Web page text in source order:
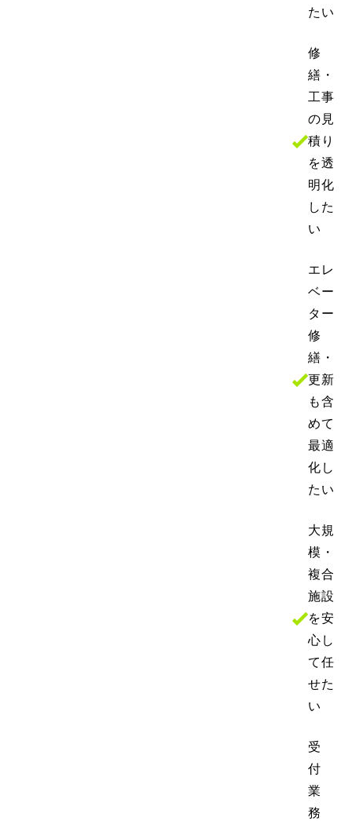
たい
修
繕・
工事
の見
積り
を透
明化
した
い
エレ
ベー
ター
修
繕・
更新
も含
めて
最適
化し
たい
大規
模・
複合
施設
を安
心し
て任
せた
い
受
付
業
務